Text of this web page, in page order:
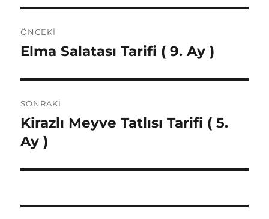
gezinmesi
ÖNCEKI
Önceki
Elma Salatası Tarifi ( 9. Ay )
SONRAKI
Sonraki
yazı:
Kirazlı Meyve Tatlısı Tarifi ( 5.
Ay )